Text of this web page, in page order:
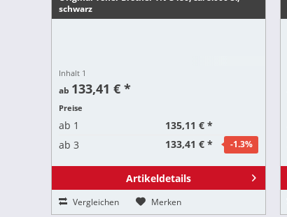
schwarz
Inhalt 1
ab 133,41 € *
Preise
ab 1
135,11 € *
ab 3 133,41 € * -1.3%
Artikeldetails
Vergleichen Merken